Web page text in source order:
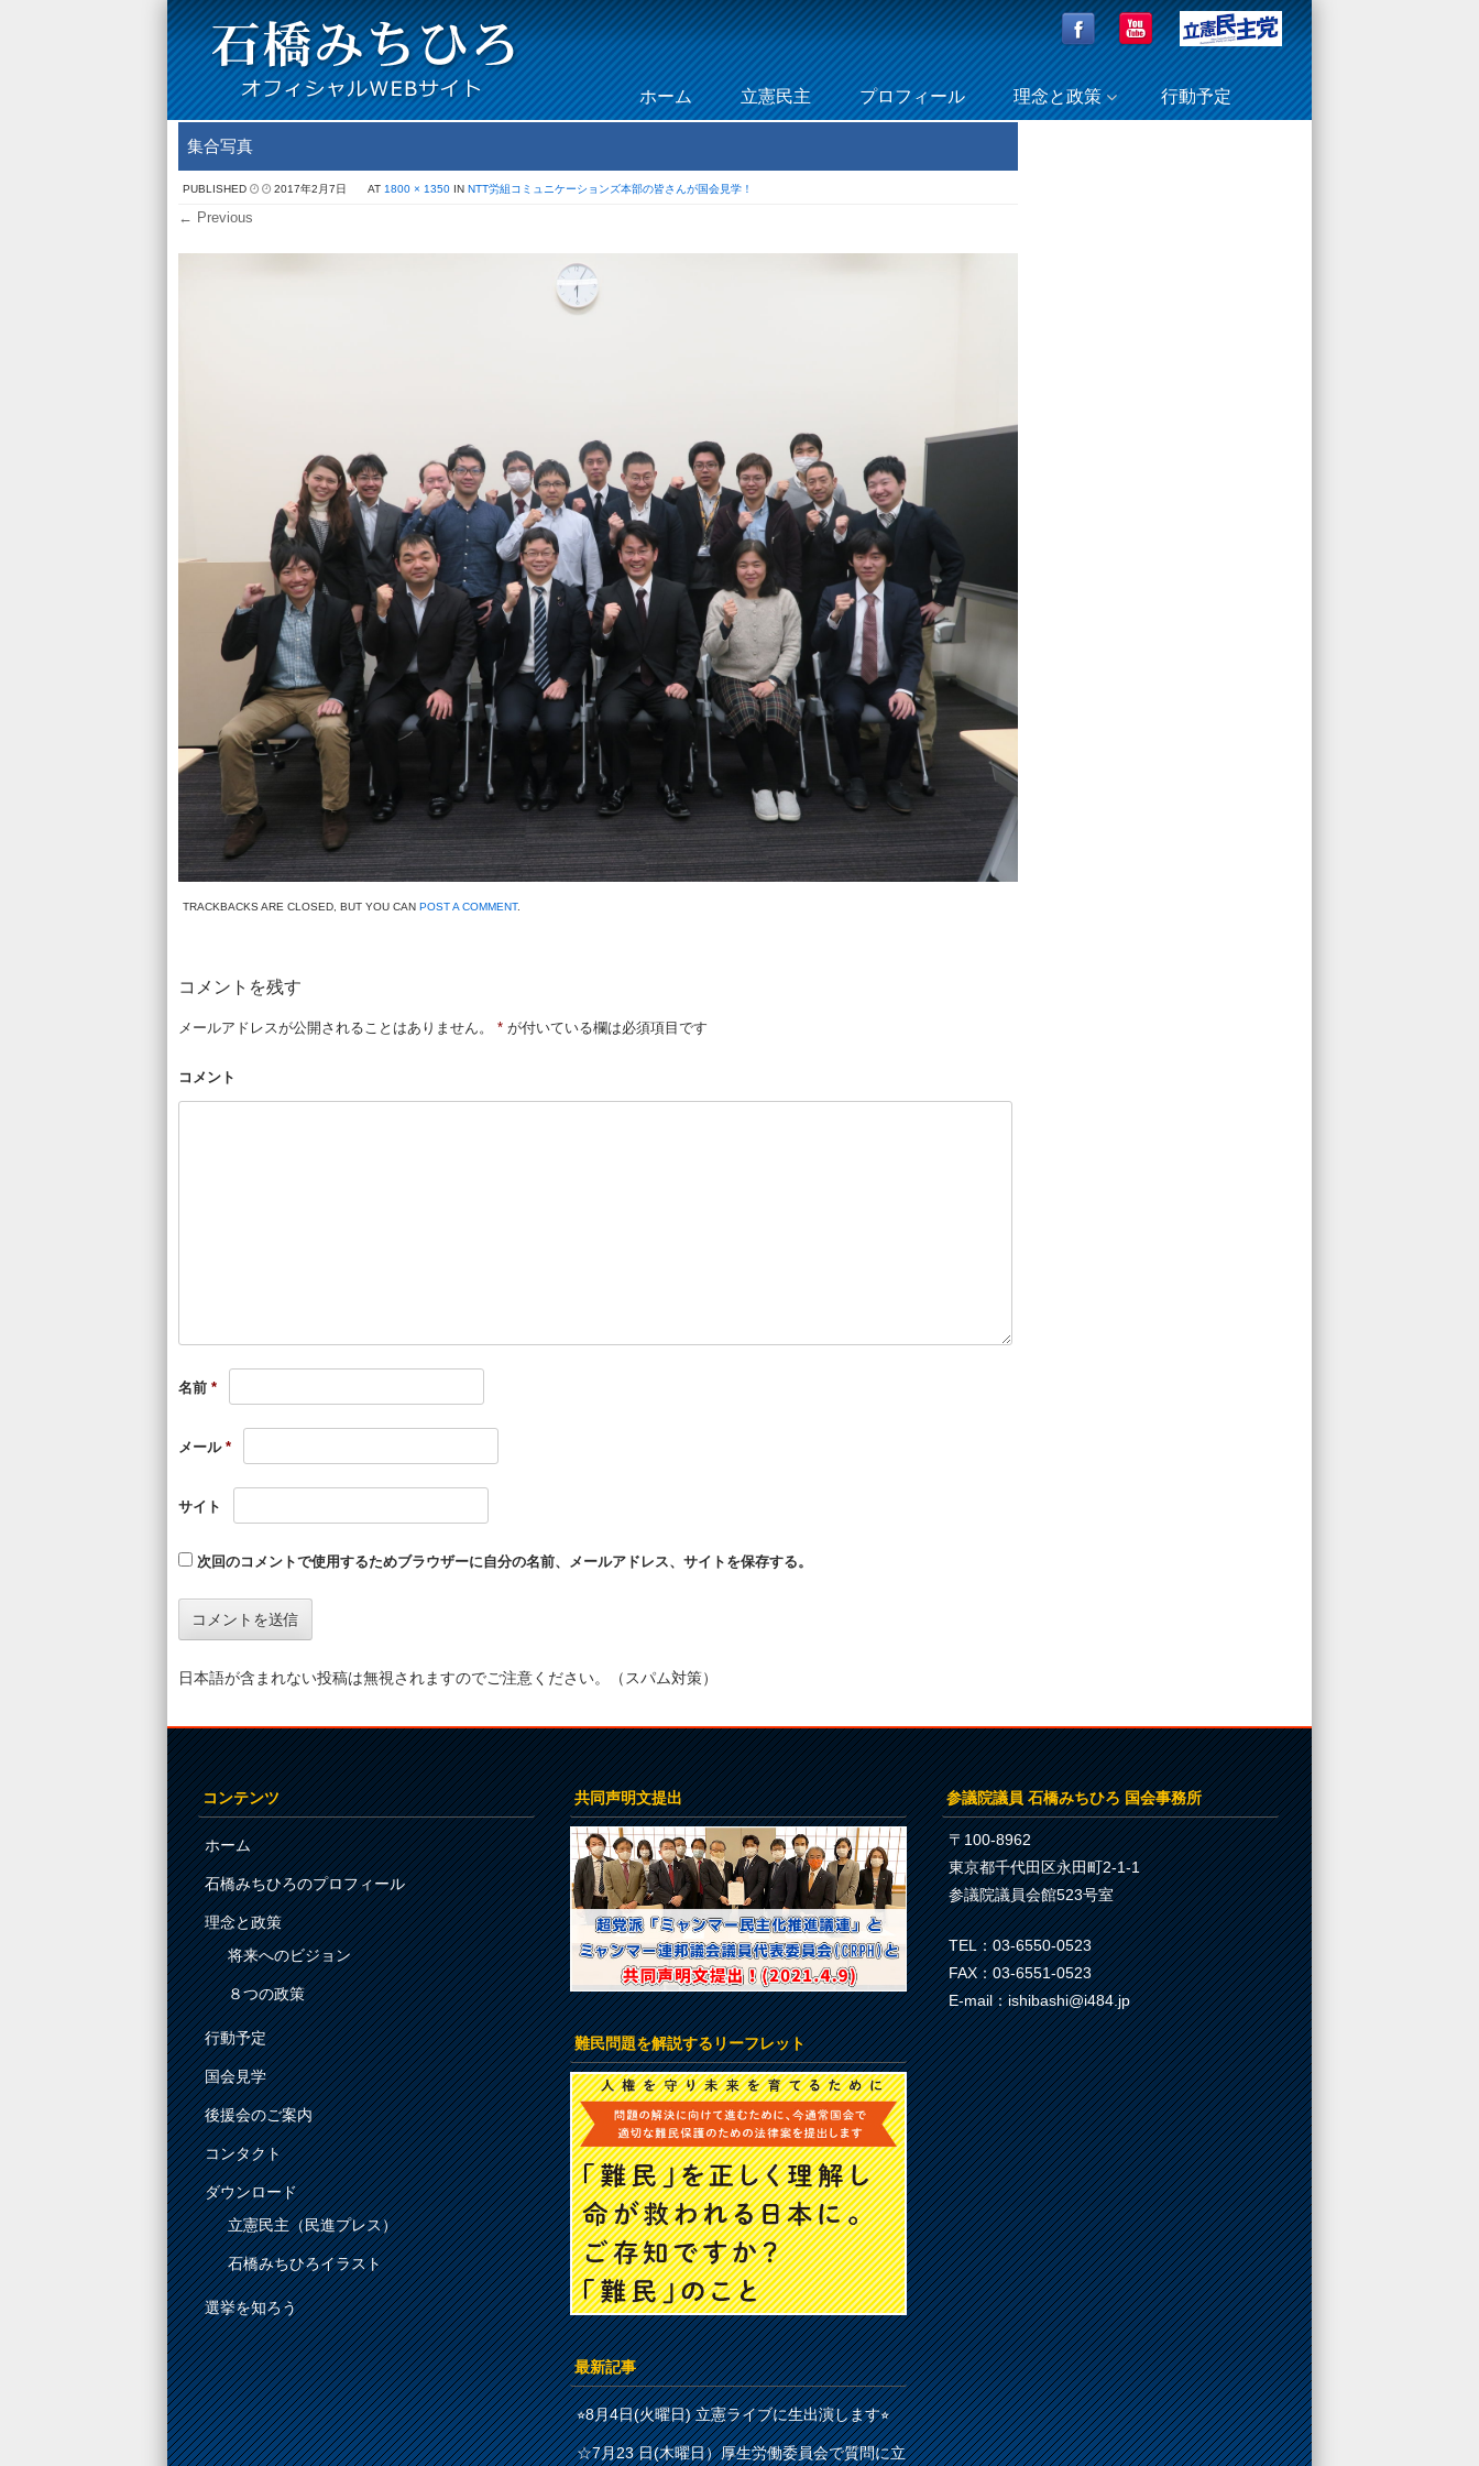
Menu
Skip to content
ホーム 立憲民主 プロフィール 理念と政策 行動予定
集合写真
PUBLISHED 2017年2月7日 AT 1800 × 1350 IN NTT労組コミュニケーションズ本部の皆さんが国会見学！
← Previous
TRACKBACKS ARE CLOSED, BUT YOU CAN POST A COMMENT.
コメントを残す
メールアドレスが公開されることはありません。 * が付いている欄は必須項目です
コメント
名前 *
メール *
サイト
次回のコメントで使用するためブラウザーに自分の名前、メールアドレス、サイトを保存する。
日本語が含まれない投稿は無視されますのでご注意ください。（スパム対策）
コンテンツ
ホーム
石橋みちひろのプロフィール
理念と政策
将来へのビジョン
８つの政策
行動予定
国会見学
後援会のご案内
コンタクト
ダウンロード
立憲民主（民進プレス）
石橋みちひろイラスト
選挙を知ろう
共同声明文提出
難民問題を解説するリーフレット
最新記事
⭐︎8月4日(火曜日) 立憲ライブに生出演します⭐︎
☆7月23 日(木曜日）厚生労働委員会で質問に立
参議院議員 石橋みちひろ 国会事務所
〒100-8962
東京都千代田区永田町2-1-1
参議院議員会館523号室
TEL：03-6550-0523
FAX：03-6551-0523
E-mail：ishibashi@i484.jp